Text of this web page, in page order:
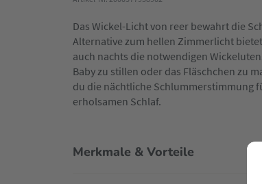
Das Wickel-Licht von reer bewahrt die
Alternative zum hellen Zimmerlicht
auch nachts die notwendigen
Baby zu stillen oder das Fläschchen zu
du die nächtliche Schlummerstimmung
erholsamen Schlaf.
Merkmale & Vorteile